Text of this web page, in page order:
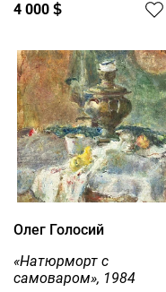
4 000 $
Олег Голосий
«Натюрморт с
самоваром», 1984